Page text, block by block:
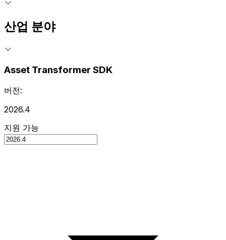
산업 분야
Asset Transformer SDK
버전:
2026.4
지원 가능